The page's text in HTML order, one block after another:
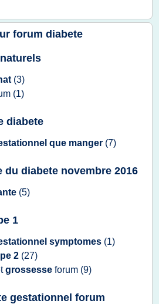
forum diabete
(3)
(1)
diabete
que manger (7)
du diabete novembre 2016
(5)
1
symptomes (1)
2 (27)
grossesse forum (9)
gestationnel forum